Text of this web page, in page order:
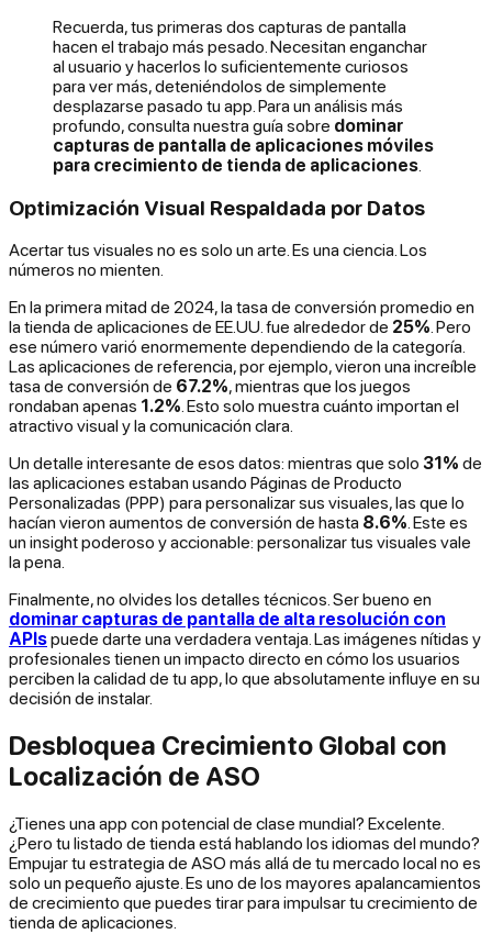
Recuerda, tus primeras dos capturas de pantalla
hacen el trabajo más pesado. Necesitan enganchar
al usuario y hacerlos lo suficientemente curiosos
para ver más, deteniéndolos de simplemente
desplazarse pasado tu app. Para un análisis más
profundo, consulta nuestra guía sobre dominar
capturas de pantalla de aplicaciones móviles
para crecimiento de tienda de aplicaciones
Optimización Visual Respaldada por Datos
Acertar tus visuales no es solo un arte. Es una ciencia. Los
números no mienten.
En la primera mitad de 2024, la tasa de conversión promedio en
la tienda de aplicaciones de EE.UU. fue alrededor de 25% . Pero
ese número varió enormemente dependiendo de la categoría.
Las aplicaciones de referencia, por ejemplo, vieron una increíble
tasa de conversión de 67.2%, mientras que los juegos
rondaban apenas 1.2% . Esto solo muestra cuánto importan el
atractivo visual y la comunicación clara.
Un detalle interesante de esos datos: mientras que solo 31% de
las aplicaciones estaban usando Páginas de Producto
Personalizadas (PPP) para personalizar sus visuales, las que lo
hacían vieron aumentos de conversión de hasta 8.6% . Este es
un insight poderoso y accionable: personalizar tus visuales vale
la pena.
Finalmente, no olvides los detalles técnicos. Ser bueno en
dominar capturas de pantalla de alta resolución con
APIspuede darte una verdadera ventaja. Las imágenes nítidas y
profesionales tienen un impacto directo en cómo los usuarios
perciben la calidad de tu app, lo que absolutamente influye en su
decisión de instalar.
Desbloquea Crecimiento Global con
Localización de ASO
¿Tienes una app con potencial de clase mundial? Excelente.
¿Pero tu listado de tienda está hablando los idiomas del mundo?
Empujar tu estrategia de ASO más allá de tu mercado local no es
solo un pequeño ajuste. Es uno de los mayores apalancamientos
de crecimiento que puedes tirar para impulsar tu crecimiento de
tienda de aplicaciones.